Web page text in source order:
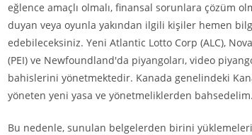
eğlence amaçlı olmalı, finansal sorunlara çözüm
duyan veya oyunla yakından ilgili kişiler hemen
edebileceksiniz. Yeni Atlantic Lotto Corp (ALC),
(PEI) ve Newfoundland'da piyangoları, video
bahislerini yönetmektedir. Kanada genelindeki
yöneten yeni yasa ve yönetmeliklerden bahsedelim.
Bu nedenle, sunulan belgelerden birini